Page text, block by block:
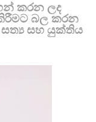
කරන ලද
බල කරන
සහ යුක්තිය